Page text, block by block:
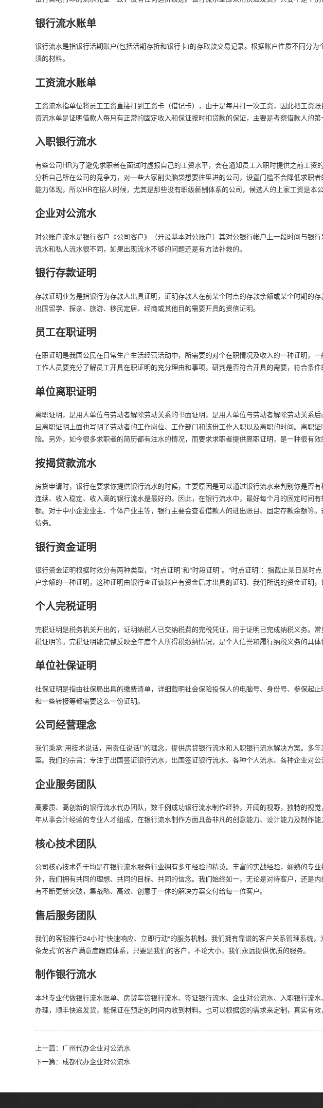
银行流水账单
银行流水是指银行活期账户(包括活期存折和银行卡)的存取款交易记录。根据账户性质不同分
须的材料。
工资流水账单
工资流水指单位将员工工资直接打到工资卡（借记卡），由于是每月打一次工资，因此把工资
资流水单是证明借款人每月有正常的固定收入和保证按时扣贷款的保证，主要是考察借款人的第
入职银行流水
有些公司HR为了避免求职者在面试时虚报自己的工资水平，会在通知员工入职时提供之前工
分析自己所在公司的竞争力，对一些大家削尖脑袋想要往里进的公司，设置门槛不会降低求职
能力体现，所以HR在招人时候，尤其是那些没有职级薪酬体系的公司，候选人的上家工资是本
企业对公流水
对公账户流水是银行客户《公司客户》（开设基本对公账户）其对公银行帐户上一段时间与银
流水和私人流水很不同，如果出现流水不够的问题还是有方法补救的。
银行存款证明
存款证明业务是指银行为存款人出具证明，证明存款人在前某个时点的存款余额或某个时期的
出国留学、探亲、旅游、移民定居、经商或其他目的需要开具的资信证明。
员工在职证明
在职证明是我国公民在日常生产生活经营活动中，所需要的对个在职情况及收入的一种证明，
工作人员要充分了解员工开具在职证明的充分理由和事项，研判是否符合开具的需要，符合条
单位离职证明
离职证明，是用人单位与劳动者解除劳动关系的书面证明，是用人单位与劳动者解除劳动关系
且离职证明上面也写明了劳动者的工作岗位、工作部门和该份工作入职以及离职的时间。离
险。另外，如今很多求职者的简历都有注水的情况，而要求求职者提供离职证明，是一种很有效
按揭贷款流水
房贷申请时，银行在要求你提供银行流水的时候，主要原因是可以通过银行流水来判别你是否
连续、收入稳定、收入高的银行流水是最好的。因此，在银行流水中，最好每个月的固定时间
额。对于中小企业业主、个体户业主等，银行主要会查看借款人的进出账目、固定存款余额等
债务。
银行资金证明
银行资金证明根据时效分有两种类型，“时点证明”和“时段证明”。“时点证明”：指截止某日某
户余额的一种证明，这种证明由银行查证该账户有资金后才出具的证明、我们所说的资金证明
个人完税证明
完税证明是税务机关开出的，证明纳税人已交纳税费的完税凭证，用于证明已完成纳税义务。
税证明等。完税证明能完整反映全年度个人所得税缴纳情况，是个人信誉和履行纳税义务的具体
单位社保证明
社保证明是指由社保局出具的缴费清单，详细载明社会保险投保人的电脑号、身份号、参保起
和一些转接等都需要这么一份证明。
公司经营理念
我们秉承“用技术说话，用责任说话!”的理念，提供房贷银行流水和入职银行流水解决方案。
案。我们的宗旨：专注于出国签证银行流水，出国签证银行流水、各种个人流水、各种企业对
企业服务团队
高素质、高创新的银行流水代办团队，数千例成功银行流水制作经验，开阔的视野，独特的视
年从事会计经验的专业人才组成，在银行流水制作方面具备非凡的创意能力、设计能力及制作能
核心技术团队
公司核心技术骨干均是在银行流水服务行业拥有多年经验的精英。丰富的实战经验，娴熟的专
外，我们拥有共同的理想、共同的目标、共同的信念。我们始终如一，无论是对待客户，还是
有不断更新突破，集战略、高效、创意于一体的解决方案交付给每一位客户。
售后服务团队
我们的客服推行24小时“快速响应、立即行动“的服务机制。我们拥有靠谱的客户关系管理系统
条龙式”的客户满意度跟踪体系，只要是我们的客户，不论大小，我们永远提供优质的服务。
制作银行流水
本地专业代做银行流水账单、房贷车贷银行流水、签证银行流水、企业对公流水、入职银行流
办理，顺丰快递发货，能保证在预定的时间内收到材料。也可以根据您的需求来定制，真实有效
上一篇：广州代办企业对公流水
下一篇：成都代办企业对公流水